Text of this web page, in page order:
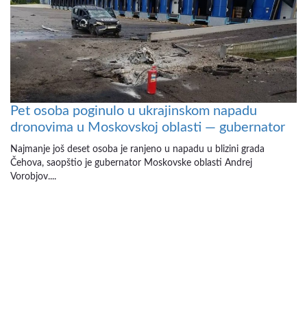
Pet osoba poginulo u ukrajinskom napadu
dronovima u Moskovskoj oblasti — gubernator
Najmanje još deset osoba je ranjeno u napadu u blizini grada
Čehova, saopštio je gubernator Moskovske oblasti Andrej
Vorobjov....